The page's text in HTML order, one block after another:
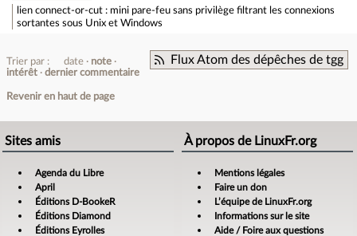
lien connect-or-cut : mini pare-feu sans privilège filtrant les connexions
sortantes sous Unix et Windows
Flux Atom des dépêches de tgg
Trier par : date
note
intérêt
dernier commentaire
Revenir en haut de page
Sites amis
Agenda du Libre
April
Éditions D-BookeR
Éditions Diamond
Éditions Eyrolles
À propos de LinuxFr.org
Mentions légales
Faire un don
L’équipe de LinuxFr.org
Informations sur le site
Aide / Foire aux questions